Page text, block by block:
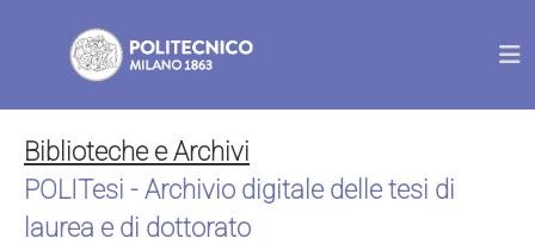
Biblioteche e Archivi
POLITesi - Archivio digitale delle tesi di
laurea e di dottorato